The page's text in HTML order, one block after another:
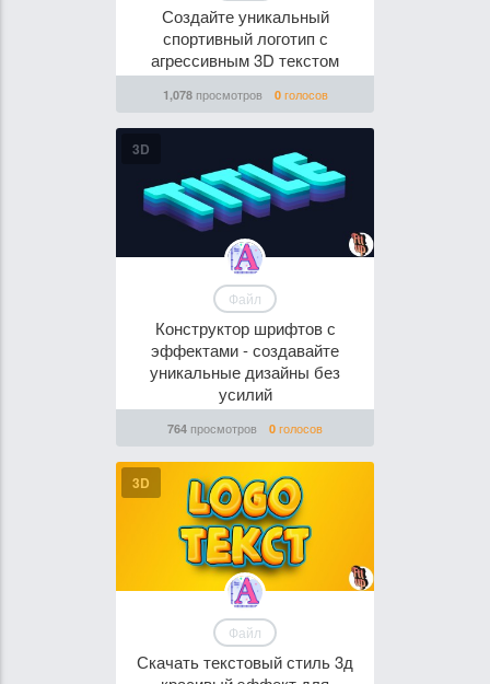
Создайте уникальный
спортивный логотип с
агрессивным 3D текстом
1,078просмотров 0голосов
3D
Файл
Конструктор шрифтов с
эффектами - создавайте
уникальные дизайны без
усилий
764 просмотров 0 голосов
3D
Файл
Скачать текстовый стиль 3д